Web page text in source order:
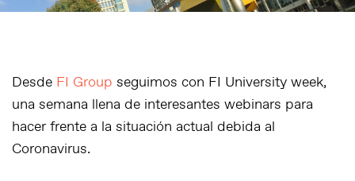
Desde FI Group seguimos con FI University week,
una semana llena de interesantes webinars para
hacer frente a la situación actual debida al
Coronavirus.